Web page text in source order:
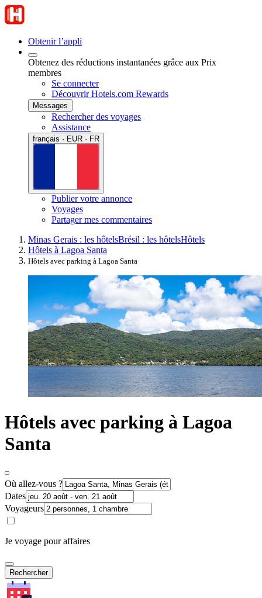
Obtenir l’appli
Obtenez des réductions instantanées grâce aux Prix
membres
Se connecter
Découvrir Hotels.com Rewards
Messages
Rechercher des voyages
Assistance
français · EUR · FR
Publier votre annonce
Voyages
Partager mes commentaires
Minas Gerais : les hôtelsBrésil : les hôtelsHôtels
Hôtels à Lagoa Santa
Hôtels avec parking à Lagoa Santa
Hôtels avec parking à Lagoa
Santa
Où allez-vous ?
Dates
Voyageurs
Je voyage pour affaires
Rechercher